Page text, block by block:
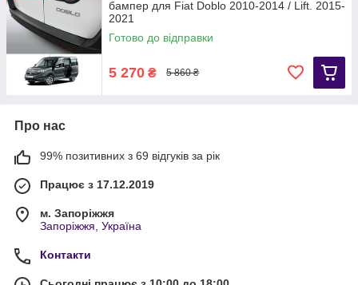
бампер для Fiat Doblo 2010-2014 / Lift. 2015-
2021
Готово до відправки
5 270 ₴ 5 860 ₴
Про нас
99% позитивних з 69 відгуків за рік
Працює з 17.12.2019
м. Запоріжжя
Запоріжжя, Україна
Контакти